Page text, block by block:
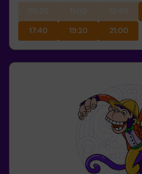
17:40 19:20 21:00